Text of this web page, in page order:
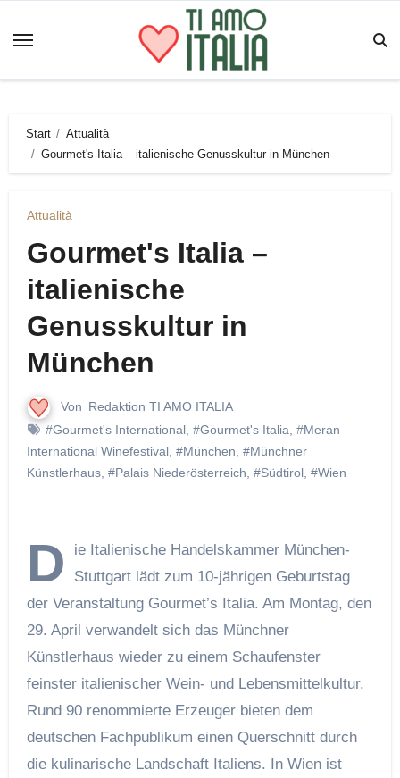
Inhalt
Start
Attualità
Gourmet's Italia – italienische Genusskultur in München
Attualità
Gourmet's Italia –
italienische
Genusskultur in
München
Von Redaktion TI AMO ITALIA
#Gourmet's International, #Gourmet's Italia #Meran
International Winefestival, #München #Münchner
Künstlerhaus, #Palais Niederösterreich #Südtirol, #Wien
D
ie Italienische Handelskammer München-
Stuttgart lädt zum 10-jährigen Geburtstag
der Veranstaltung Gourmet’s Italia. Am Montag, den
29. April verwandelt sich das Münchner
Künstlerhaus wieder zu einem Schaufenster
feinster italienischer Wein- und Lebensmittelkultur.
Rund 90 renommierte Erzeuger bieten dem
deutschen Fachpublikum einen Querschnitt durch
die kulinarische Landschaft Italiens. In Wien ist